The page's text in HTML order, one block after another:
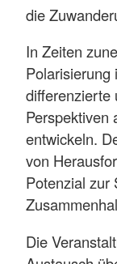
die
In Zeiten
Polarisierung
differenzierte
Perspektiven
entwickeln.
von
Potenzial zur
Die